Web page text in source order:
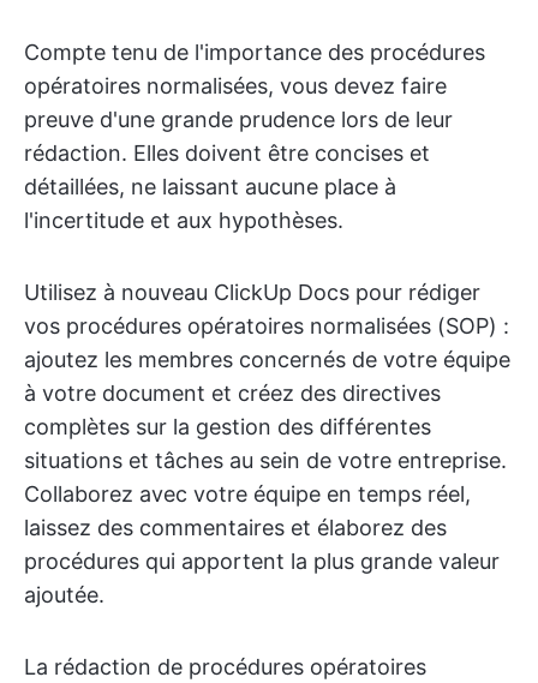
Compte tenu de l'importance des procédures
opératoires normalisées, vous devez faire
preuve d'une grande prudence lors de leur
rédaction. Elles doivent être concises et
détaillées, ne laissant aucune place à
l'incertitude et aux hypothèses.
Utilisez à nouveau ClickUp Docs pour rédiger
vos procédures opératoires normalisées (SOP) :
ajoutez les membres concernés de votre équipe
à votre document et créez des directives
complètes sur la gestion des différentes
situations et tâches au sein de votre entreprise.
Collaborez avec votre équipe en temps réel,
laissez des commentaires et élaborez des
procédures qui apportent la plus grande valeur
ajoutée.
La rédaction de procédures opératoires